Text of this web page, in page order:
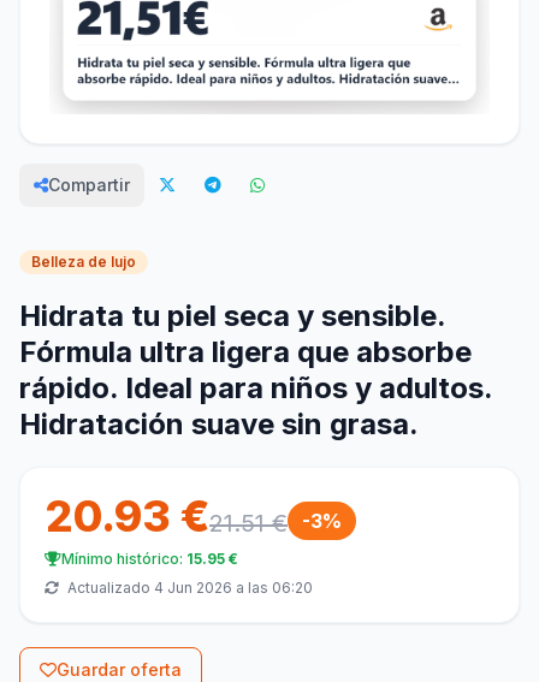
Compartir
Belleza de lujo
Hidrata tu piel seca y sensible.
Fórmula ultra ligera que absorbe
rápido. Ideal para niños y adultos.
Hidratación suave sin grasa.
20.93 €21.51 € -3%
Mínimo histórico: 15.95 €
Actualizado 4 Jun 2026 a las 06:20
Guardar oferta